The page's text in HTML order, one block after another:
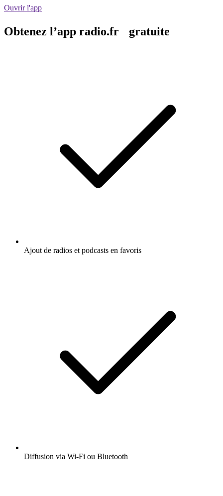
Ouvrir l'app
Obtenez l’app radio.fr gratuite
Ajout de radios et podcasts en favoris
Diffusion via Wi-Fi ou Bluetooth